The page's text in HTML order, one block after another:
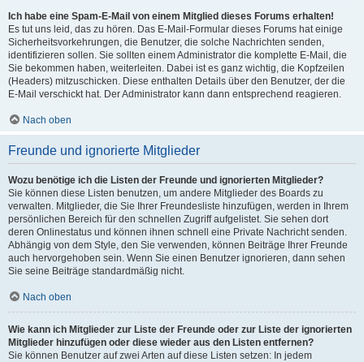
Ich habe eine Spam-E-Mail von einem Mitglied dieses Forums erhalten!
Es tut uns leid, das zu hören. Das E-Mail-Formular dieses Forums hat einige
Sicherheitsvorkehrungen, die Benutzer, die solche Nachrichten senden,
identifizieren sollen. Sie sollten einem Administrator die komplette E-Mail, die
Sie bekommen haben, weiterleiten. Dabei ist es ganz wichtig, die Kopfzeilen
(Headers) mitzuschicken. Diese enthalten Details über den Benutzer, der die
E-Mail verschickt hat. Der Administrator kann dann entsprechend reagieren.
Nach oben
Freunde und ignorierte Mitglieder
Wozu benötige ich die Listen der Freunde und ignorierten Mitglieder?
Sie können diese Listen benutzen, um andere Mitglieder des Boards zu
verwalten. Mitglieder, die Sie Ihrer Freundesliste hinzufügen, werden in Ihrem
persönlichen Bereich für den schnellen Zugriff aufgelistet. Sie sehen dort
deren Onlinestatus und können ihnen schnell eine Private Nachricht senden.
Abhängig von dem Style, den Sie verwenden, können Beiträge Ihrer Freunde
auch hervorgehoben sein. Wenn Sie einen Benutzer ignorieren, dann sehen
Sie seine Beiträge standardmäßig nicht.
Nach oben
Wie kann ich Mitglieder zur Liste der Freunde oder zur Liste der ignorierten
Mitglieder hinzufügen oder diese wieder aus den Listen entfernen?
Sie können Benutzer auf zwei Arten auf diese Listen setzen: In jedem